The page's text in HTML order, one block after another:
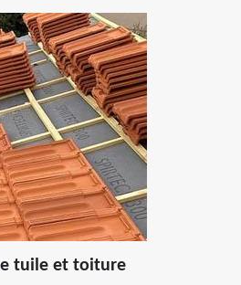
tuile et toiture